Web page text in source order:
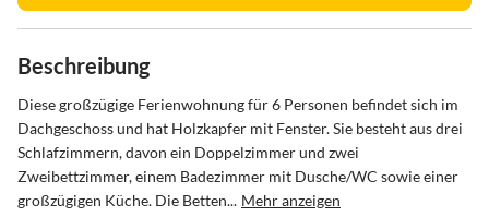
Beschreibung
Diese großzügige Ferienwohnung für 6 Personen befindet sich im
Dachgeschoss und hat Holzkapfer mit Fenster. Sie besteht aus drei
Schlafzimmern, davon ein Doppelzimmer und zwei
Zweibettzimmer, einem Badezimmer mit Dusche/WC sowie einer
großzügigen Küche. Die Betten... Mehr anzeigen